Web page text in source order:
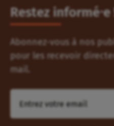
Restez informé⸱e
Abonnez-vous à nos
pour les recevoir
mail.